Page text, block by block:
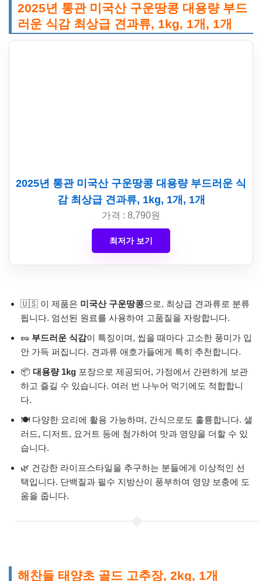
2025년 통관 미국산 구운땅콩 대용량 부드
러운 식감 최상급 견과류, 1kg, 1개, 1개
2025년 통관 미국산 구운땅콩 대용량 부드러운 식
감 최상급 견과류, 1kg, 1개, 1개
가격 : 8,790원
최저가 보기
🇺🇸 이 제품은 미국산 구운땅콩으로, 최상급 견과류로 분류
됩니다. 엄선된 원료를 사용하여 고품질을 자랑합니다.
🥜 부드러운 식감이 특징이며, 씹을 때마다 고소한 풍미가 입
안 가득 퍼집니다. 견과류 애호가들에게 특히 추천합니다.
📦 대용량 1kg 포장으로 제공되어, 가정에서 간편하게 보관
하고 즐길 수 있습니다. 여러 번 나누어 먹기에도 적합합니
다.
🍽️ 다양한 요리에 활용 가능하며, 간식으로도 훌륭합니다. 샐
러드, 디저트, 요거트 등에 첨가하여 맛과 영양을 더할 수 있
습니다.
🌿 건강한 라이프스타일을 추구하는 분들에게 이상적인 선
택입니다. 단백질과 필수 지방산이 풍부하여 영양 보충에 도
움을 줍니다.
해찬들 태양초 골드 고추장, 2kg, 1개